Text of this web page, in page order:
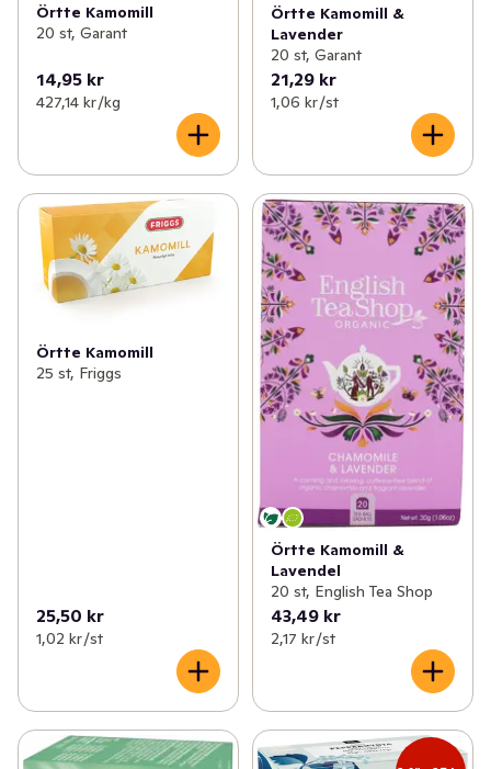
Örtte Kamomill
20 st, Garant
14,95 kr
427,14 kr /kg
Örtte Kamomill &
Lavender
20 st, Garant
21,29 kr
1,06 kr /st
Örtte Kamomill
25 st, Friggs
25,50 kr
1,02 kr /st
Örtte Kamomill &
Lavendel
20 st, English Tea Shop
43,49 kr
2,17 kr /st